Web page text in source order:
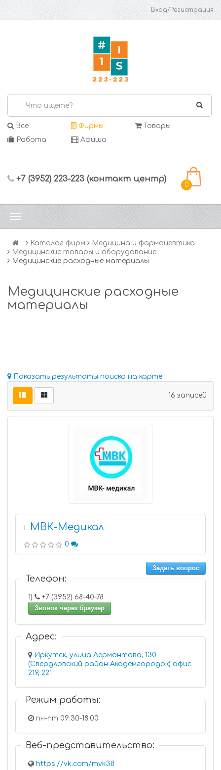
Вход/Регистрация
Все Фирмы
Товары
Работа
Афиша
+7 (3952) 223-223 (контакт центр)
0
Каталог фирм
Медицина и фармацевтика
Медицинские товары и оборудование
Медицинские расходные материалы
Медицинские расходные
материалы
Показать результаты поиска на карте
16 записей
1 МВК-Медикал
0
Задать вопрос
Телефон:
1)
+7 (3952) 68-40-78
Звонок через браузер
Адрес:
Иркутск, улица Лермонтова, 130
(Свердловский район Академгородок) офис
219, 221
Режим работы:
пн-пт 09:30-18:00
Веб-представительство:
https://vk.com/mvk38